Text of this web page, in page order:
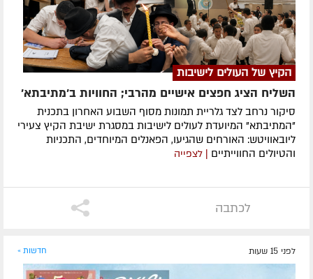
הקיץ של העולים לישיבות
השליח הציג חפצים אישיים מהרבי; החוויות ב'מתיבתא'
סיקור נרחב לצד גלריית תמונות מסוף השבוע האחרון בתכנית
"המתיבתא" המיועדת לעולים לישיבות במסגרת ישיבת הקיץ צעירי
ליובאוויטש: האורחים שהגיעו, הפאנלים המיוחדים, התכניות
והטיולים החווייתיים | לצפייה
לכתבה
לפני 15 שעות חדשות »